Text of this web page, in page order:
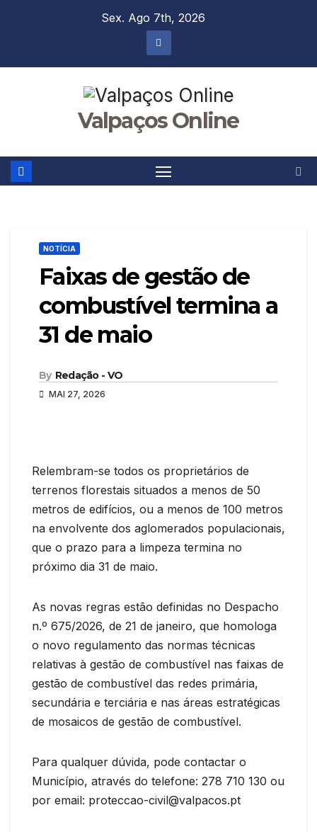
Sex. Ago 7th, 2026
Valpaços Online
NOTÍCIA
Faixas de gestão de
combustível termina a
31 de maio
By Redação - VO
MAI 27, 2026
Relembram-se todos os proprietários de
terrenos florestais situados a menos de 50
metros de edifícios, ou a menos de 100 metros
na envolvente dos aglomerados populacionais,
que o prazo para a limpeza termina no
próximo dia 31 de maio.
As novas regras estão definidas no Despacho
n.º 675/2026, de 21 de janeiro, que homologa
o novo regulamento das normas técnicas
relativas à gestão de combustível nas faixas de
gestão de combustível das redes primária,
secundária e terciária e nas áreas estratégicas
de mosaicos de gestão de combustível.
Para qualquer dúvida, pode contactar o
Município, através do telefone: 278 710 130 ou
por email: proteccao-civil@valpacos.pt